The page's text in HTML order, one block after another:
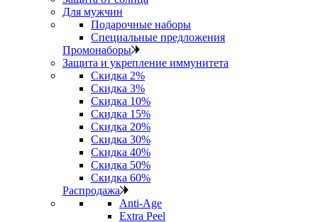
Для мужчин
Подарочные наборы
Специальные предложения
Промонаборы
Защита и укрепление иммунитета
Скидка 2%
Скидка 3%
Скидка 10%
Скидка 15%
Скидка 20%
Скидка 30%
Скидка 40%
Скидка 50%
Скидка 60%
Распродажа
Anti‑Age
Extra Peel